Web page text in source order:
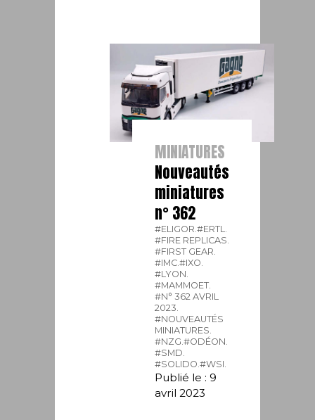
MINIATURES
Nouveautés
miniatures
n° 362
#ELIGOR.#ERTL.
#FIRE REPLICAS.
#FIRST GEAR.
#IMC.#IXO.
#LYON.
#MAMMOET.
#N° 362 AVRIL
2023.
#NOUVEAUTÉS
MINIATURES.
#NZG.#ODÉON.
#SMD.
#SOLIDO.#WSI.
Publié le : 9
avril 2023